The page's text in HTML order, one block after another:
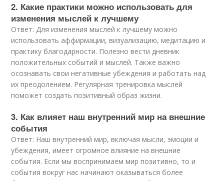
2. Какие практики можно использовать для
изменения мыслей к лучшему
Ответ: Для изменения мыслей к лучшему можно
использовать аффирмации, визуализацию, медитацию и
практику благодарности. Полезно вести дневник
положительных событий и мыслей. Также важно
осознавать свои негативные убеждения и работать над
их преодолением. Регулярная тренировка мыслей
поможет создать позитивный образ жизни.
3. Как влияет наш внутренний мир на внешние
события
Ответ: Наш внутренний мир, включая мысли, эмоции и
убеждения, имеет огромное влияние на внешние
события. Если мы воспринимаем мир позитивно, то и
события вокруг нас начинают оказываться более